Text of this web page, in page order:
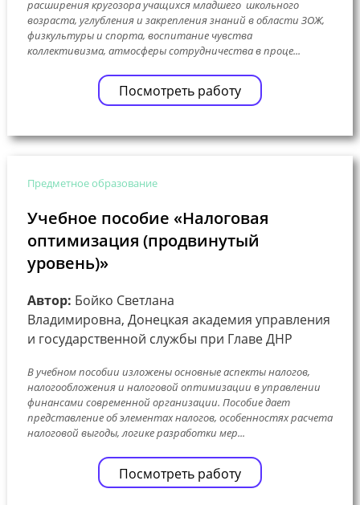
расширения кругозора учащихся младшего школьного
возраста, углубления и закрепления знаний в области ЗОЖ,
физкультуры и спорта, воспитание чувства
коллективизма, атмосферы сотрудничества в проце...
Посмотреть работу
Предметное образование
Учебное пособие «Налоговая
оптимизация (продвинутый
уровень)»
Автор: Бойко Светлана
Владимировна, Донецкая академия управления
и государственной службы при Главе ДНР
В учебном пособии изложены основные аспекты налогов,
налогообложения и налоговой оптимизации в управлении
финансами современной организации. Пособие дает
представление об элементах налогов, особенностях расчета
налоговой выгоды, логике разработки мер...
Посмотреть работу